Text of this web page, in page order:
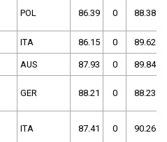
POL 86.39 0 88.38
ITA 86.15 0 89.62
AUS 87.93 0 89.84
GER 88.21 0 88.23
ITA 87.41 0 90.26